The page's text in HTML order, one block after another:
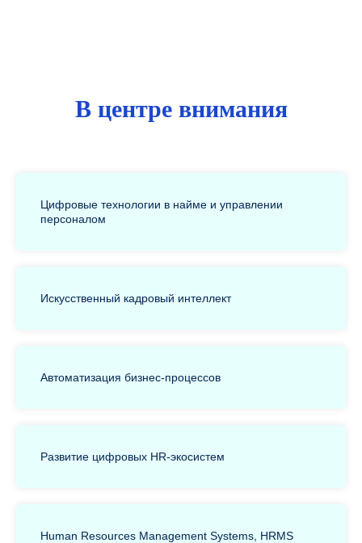
В центре внимания
Цифровые технологии в найме и управлении
персоналом
Искусственный кадровый интеллект
Автоматизация бизнес-процессов
Развитие цифровых HR-экосистем
Human Resources Management Systems, HRMS